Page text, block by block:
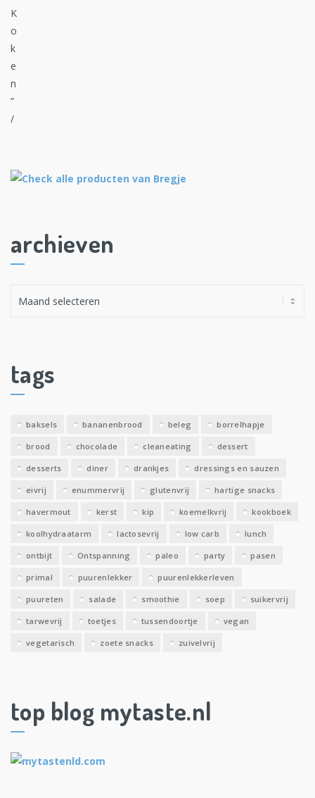
archieven
e
v
tags
baksels bananenbrood beleg borrelhapje
brood chocolade cleaneating dessert
desserts diner drankjes dressings en sauzen
eivrij enummervrij glutenvrij hartige snacks
havermout kerst kip koemelkvrij kookboek
koolhydraatarm lactosevrij low carb lunch
ontbijt Ontspanning paleo party pasen
primal puurenlekker puurenlekkerleven
puureten salade smoothie soep suikervrij
tarwevrij toetjes tussendoortje vegan
vegetarisch zoete snacks zuivelvrij
top blog mytaste.nl